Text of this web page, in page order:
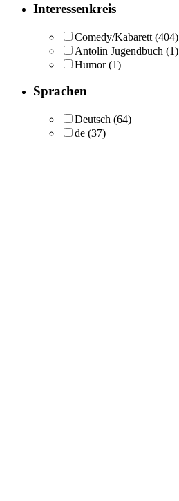
Interessenkreis
Comedy/Kabarett (404)
Antolin Jugendbuch (1)
Humor (1)
Sprachen
Deutsch (64)
de (37)